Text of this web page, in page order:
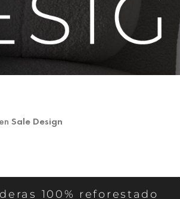
Sale Design
100% reforestado